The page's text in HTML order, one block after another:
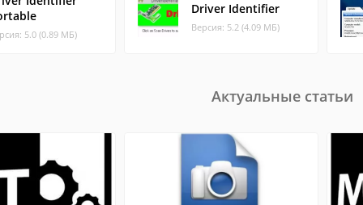
5.0 (0.89 МБ)
Driver Identifier
Версия: 5.2 (4.09 МБ)
Актуальные статьи